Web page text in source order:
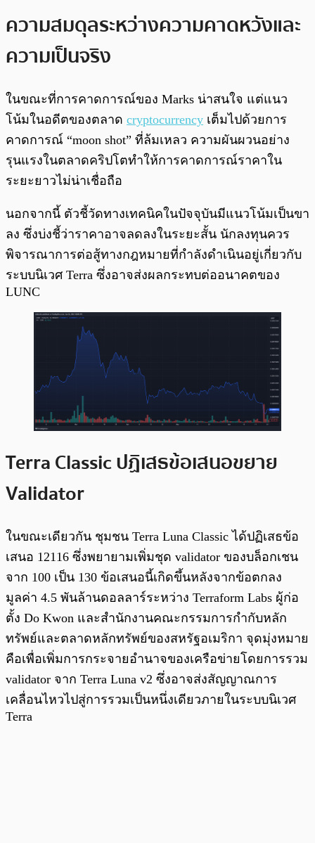
ความสมดุลระหว่างความคาดหวังและ
ความเป็นจริง
ในขณะที่การคาดการณ์ของ Marks น่าสนใจ แต่แนว
โน้มในอดีตของตลาด cryptocurrency เต็มไปด้วยการ
คาดการณ์ “moon shot” ที่ล้มเหลว ความผันผวนอย่าง
รุนแรงในตลาดคริปโตทำให้การคาดการณ์ราคาใน
ระยะยาวไม่น่าเชื่อถือ
นอกจากนี้ ตัวชี้วัดทางเทคนิคในปัจจุบันมีแนวโน้มเป็นขา
ลง ซึ่งบ่งชี้ว่าราคาอาจลดลงในระยะสั้น นักลงทุนควร
พิจารณาการต่อสู้ทางกฎหมายที่กำลังดำเนินอยู่เกี่ยวกับ
ระบบนิเวศ Terra ซึ่งอาจส่งผลกระทบต่ออนาคตของ
LUNC
Terra Classic ปฏิเสธข้อเสนอขยาย
Validator
ในขณะเดียวกัน ชุมชน Terra Luna Classic ได้ปฏิเสธข้อ
เสนอ 12116 ซึ่งพยายามเพิ่มชุด validator ของบล็อกเชน
จาก 100 เป็น 130 ข้อเสนอนี้เกิดขึ้นหลังจากข้อตกลง
มูลค่า 4.5 พันล้านดอลลาร์ระหว่าง Terraform Labs ผู้ก่อ
ตั้ง Do Kwon และสำนักงานคณะกรรมการกำกับหลัก
ทรัพย์และตลาดหลักทรัพย์ของสหรัฐอเมริกา จุดมุ่งหมาย
คือเพื่อเพิ่มการกระจายอำนาจของเครือข่ายโดยการรวม
validator จาก Terra Luna v2 ซึ่งอาจส่งสัญญาณการ
เคลื่อนไหวไปสู่การรวมเป็นหนึ่งเดียวภายในระบบนิเวศ
Terra